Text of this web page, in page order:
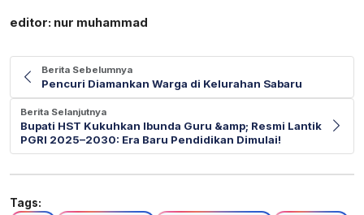
editor: nur muhammad
Berita Sebelumnya
Pencuri Diamankan Warga di Kelurahan Sabaru
Berita Selanjutnya
Bupati HST Kukuhkan Ibunda Guru &amp; Resmi Lantik
PGRI 2025–2030: Era Baru Pendidikan Dimulai!
Tags: